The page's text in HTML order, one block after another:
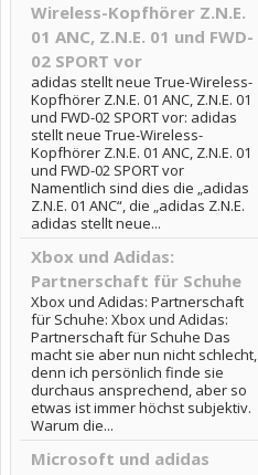
Wireless-Kopfhörer Z.N.E.
01 ANC, Z.N.E. 01 und FWD-
02 SPORT vor
adidas stellt neue True-Wireless-
Kopfhörer Z.N.E. 01 ANC, Z.N.E. 01
und FWD-02 SPORT vor: adidas
stellt neue True-Wireless-
Kopfhörer Z.N.E. 01 ANC, Z.N.E. 01
und FWD-02 SPORT vor
Namentlich sind dies die „adidas
Z.N.E. 01 ANC“, die „adidas Z.N.E.
adidas stellt neue...
Xbox und Adidas:
Partnerschaft für Schuhe
Xbox und Adidas: Partnerschaft
für Schuhe: Xbox und Adidas:
Partnerschaft für Schuhe Das
macht sie aber nun nicht schlecht,
denn ich persönlich finde sie
durchaus ansprechend, aber so
etwas ist immer höchst subjektiv.
Warum die...
Microsoft und adidas